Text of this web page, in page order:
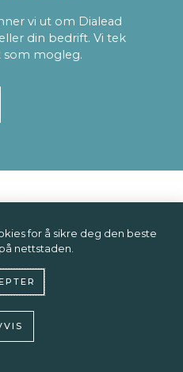
vi ut om Dialead
din bedrift. Vi tek
som mogleg.
for å sikre deg den beste
nettstaden.